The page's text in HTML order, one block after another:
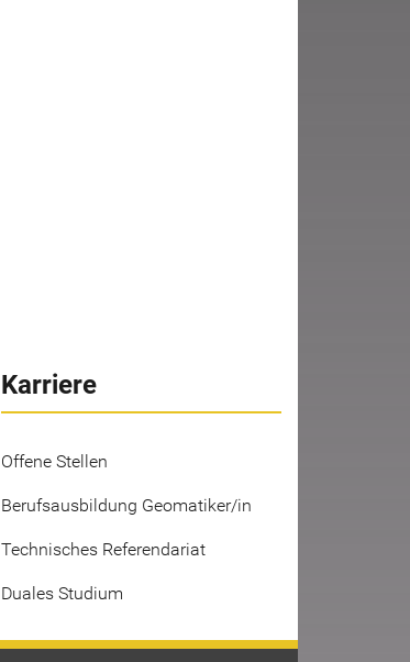
Karriere
Offene Stellen
Berufsausbildung Geomatiker/in
Technisches Referendariat
Duales Studium